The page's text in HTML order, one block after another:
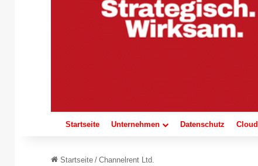
Startseite Unternehmen Datenschutz
Startseite / Channelrent Ltd.